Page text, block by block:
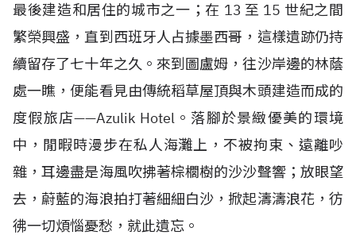
最後建造和居住的城市之一；在 13 至 15 世紀之間
繁榮興盛，直到西班牙人占據墨西哥，這樣遺跡仍持
續留存了七十年之久。來到圖盧姆，往沙岸邊的林蔭
處一瞧，便能看見由傳統稻草屋頂與木頭建造而成的
度假旅店——Azulik Hotel。落腳於景緻優美的環境
中，閒暇時漫步在私人海灘上，不被拘束、遠離吵
雜，耳邊盡是海風吹拂著棕櫚樹的沙沙聲響；放眼望
去，蔚藍的海浪拍打著細細白沙，掀起濤濤浪花，彷
彿一切煩惱憂愁，就此遺忘。